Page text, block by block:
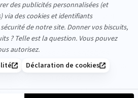
de ce nom”, affirme
Il est également important
directe pour pouvoirpartager
. “ C’est d’autant plus
peuvent créer de véritables
interlocuteur. À l’inverse, les
GiF à souhait qui permettent a